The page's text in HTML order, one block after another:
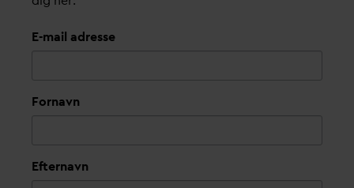
E-mail adresse
Fornavn
Efternavn